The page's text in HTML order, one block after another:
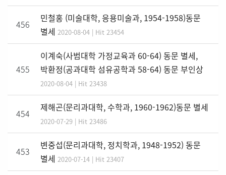
456
민철홍 (미술대학, 응용미술과, 1954-1958)동문
별세 2020-08-04 | Hit 23454
455
이계숙(사범대학 가정교육과 60-64) 동문 별세,
박환정(공과대학 섬유공학과 58-64) 동문 부인상
2020-08-04 | Hit 23438
454
제해곤(문리과대학, 수학과, 1960-1962)동문 별세
2020-07-29 | Hit 23486
453
변중섭(문리과대학, 정치학과, 1948-1952) 동문
별세 2020-07-14 | Hit 23407